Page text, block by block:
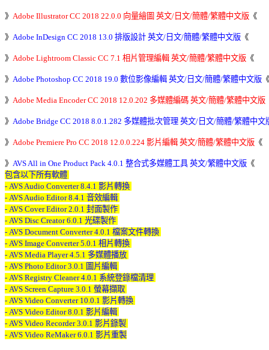
》 Adobe Illustrator CC 2018 22.0.0 向量繪圖 英文/日文/簡體/繁體中文版 《
》 Adobe InDesign CC 2018 13.0 排版設計 英文/日文/簡體/繁體中文版 《
》 Adobe Lightroom Classic CC 7.1 相片管理編輯 英文/簡體/繁體中文版 《
》 Adobe Photoshop CC 2018 19.0 數位影像編輯 英文/日文/簡體/繁體中文版
》 Adobe Media Encoder CC 2018 12.0.202 多媒體編碼 英文/簡體/繁體中文版
》 Adobe Bridge CC 2018 8.0.1.282 多媒體批次管理 英文/日文/簡體/繁體中文
》 Adobe Premiere Pro CC 2018 12.0.0.224 影片編輯 英文/簡體/繁體中文版 《
》 AVS All in One Product Pack 4.0.1 整合式多媒體工具 英文/繁體中文版 《
包含以下所有軟體
- AVS Audio Converter 8.4.1 影片轉換
- AVS Audio Editor 8.4.1 音效編輯
- AVS Cover Editor 2.0.1 封面製作
- AVS Disc Creator 6.0.1 光碟製作
- AVS Document Converter 4.0.1 檔案文件轉換
- AVS Image Converter 5.0.1 相片轉換
- AVS Media Player 4.5.1 多媒體播放
- AVS Photo Editor 3.0.1 圖片編輯
- AVS Registry Cleaner 4.0.1 系統登錄檔清理
- AVS Screen Capture 3.0.1 螢幕擷取
- AVS Video Converter 10.0.1 影片轉換
- AVS Video Editor 8.0.1 影片編輯
- AVS Video Recorder 3.0.1 影片錄製
- AVS Video ReMaker 6.0.1 影片重製